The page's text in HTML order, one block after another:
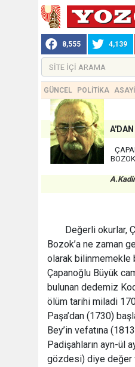
8,555 4,139
GÜNCEL POLİTİKA
Değerli okurlar,
Bozok’a ne zaman
olarak bilinmemekle
Çapanoğlu Büyük
bulunan dedemiz
ölüm tarihi miladi
Paşa’dan (1730)
Bey’in vefatına
Padişahların ayn-ül
gözdesi) diye değer